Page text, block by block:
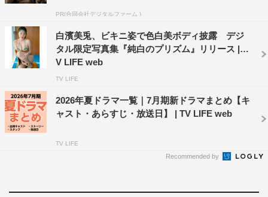
PR(合同会社デジタルファーム )
白濱美兎、ビキニ姿で色白美ボディ披露 デジ
タル限定写真集『純白のプリズム』リリース | T
V LIFE web
TV LIFE
2026年夏ドラマ一覧｜7月期新ドラマまとめ【キ
ャスト・あらすじ・放送日】 | TV LIFE web
TV LIFE
Recommended by